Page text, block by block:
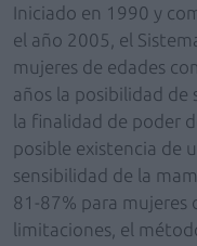
Iniciado en 1990 y
el año 2005, el
mujeres de edades
años la posibilidad de
la finalidad de poder
posible existencia de
sensibilidad de la
81-87% para mujeres
limitaciones, el